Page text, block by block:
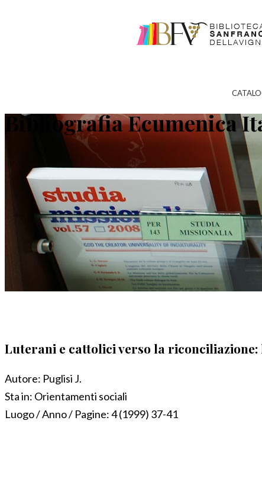
Bibliografia Ecumenica
Luterani e cattolici verso la
Autore: Puglisi J.
Sta in: Orientamenti sociali
Luogo / Anno / Pagine:4 (1999) 37-41